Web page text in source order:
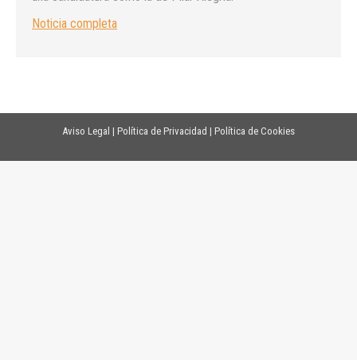
Noticia completa
Aviso Legal | Política de Privacidad | Política de Cookies